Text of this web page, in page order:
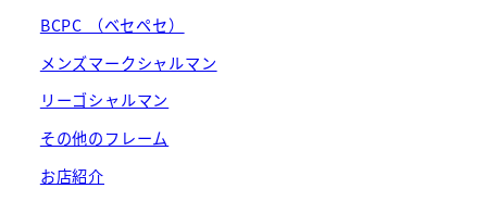
BCPC （ベセペセ）
メンズマークシャルマン
リーゴシャルマン
その他のフレーム
お店紹介